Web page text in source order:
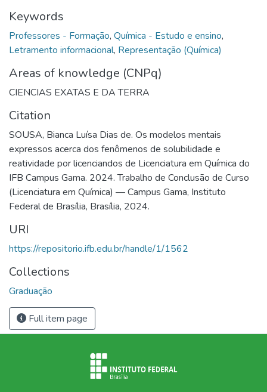
Keywords
Professores - Formação, Química - Estudo e ensino,
Letramento informacional, Representação (Química)
Areas of knowledge (CNPq)
CIENCIAS EXATAS E DA TERRA
Citation
SOUSA, Bianca Luísa Dias de. Os modelos mentais
expressos acerca dos fenômenos de solubilidade e
reatividade por licenciandos de Licenciatura em Química do
IFB Campus Gama. 2024. Trabalho de Conclusão de Curso
(Licenciatura em Química) — Campus Gama, Instituto
Federal de Brasília, Brasília, 2024.
URI
https://repositorio.ifb.edu.br/handle/1/1562
Collections
Graduação
Full item page